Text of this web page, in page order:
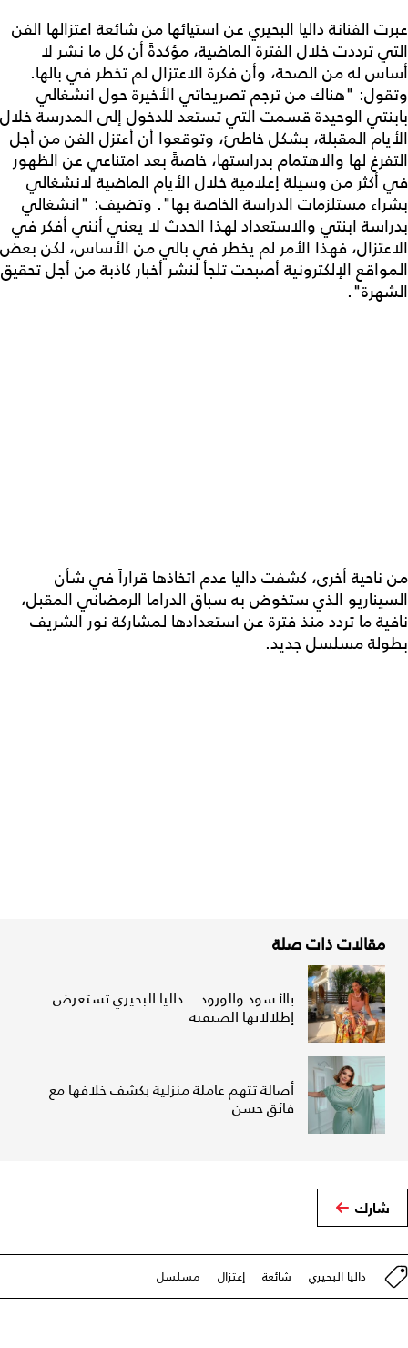
عبرت الفنانة داليا البحيري عن استيائها من شائعة اعتزالها الفن
التي ترددت خلال الفترة الماضية، مؤكدةً أن كل ما نشر لا
أساس له من الصحة، وأن فكرة الاعتزال لم تخطر في بالها.
وتقول: "هناك من ترجم تصريحاتي الأخيرة حول انشغالي
بابنتي الوحيدة قسمت التي تستعد للدخول إلى المدرسة خلال
الأيام المقبلة، بشكل خاطئ، وتوقعوا أن أعتزل الفن من أجل
التفرغ لها والاهتمام بدراستها، خاصةً بعد امتناعي عن الظهور
في أكثر من وسيلة إعلامية خلال الأيام الماضية لانشغالي
بشراء مستلزمات الدراسة الخاصة بها". وتضيف: "انشغالي
بدراسة ابنتي والاستعداد لهذا الحدث لا يعني أنني أفكر في
الاعتزال، فهذا الأمر لم يخطر في بالي من الأساس، لكن بعض
المواقع الإلكترونية أصبحت تلجأ لنشر أخبار كاذبة من أجل تحقيق
الشهرة".
من ناحية أخرى، كشفت داليا عدم اتخاذها قراراً في شأن
السيناريو الذي ستخوض به سباق الدراما الرمضاني المقبل،
نافية ما تردد منذ فترة عن استعدادها لمشاركة نور الشريف
بطولة مسلسل جديد.
مقالات ذات صلة
بالأسود والورود... داليا البحيري تستعرض
إطلالاتها الصيفية
أصالة تتهم عاملة منزلية بكشف خلافها مع
فائق حسن
شارك
داليا البحيري شائعة إعتزال مسلسل